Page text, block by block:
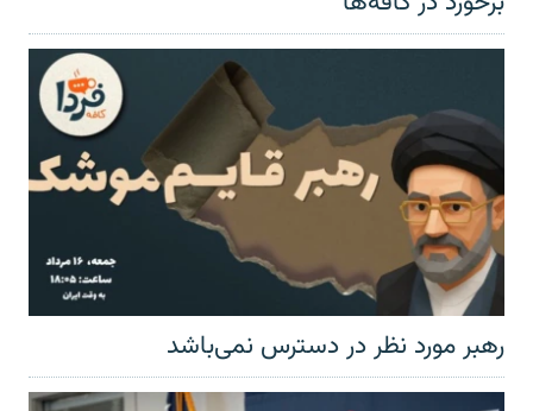
رهبر مورد نظر در دسترس نمی‌باشد